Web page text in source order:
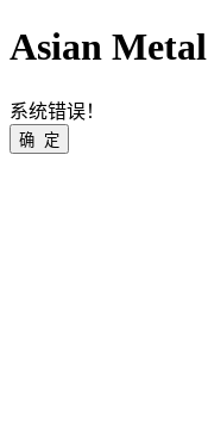
Asian Metal
系统错误！